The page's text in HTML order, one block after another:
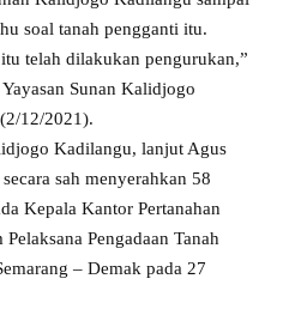
soal tanah pengganti itu.
telah dilakukan pengurukan,”
Sunan Kalidjogo
12/2021).
Kadilangu, lanjut Agus
sah menyerahkan 58
Kepala Kantor Pertanahan
Pengadaan Tanah
– Demak pada 27